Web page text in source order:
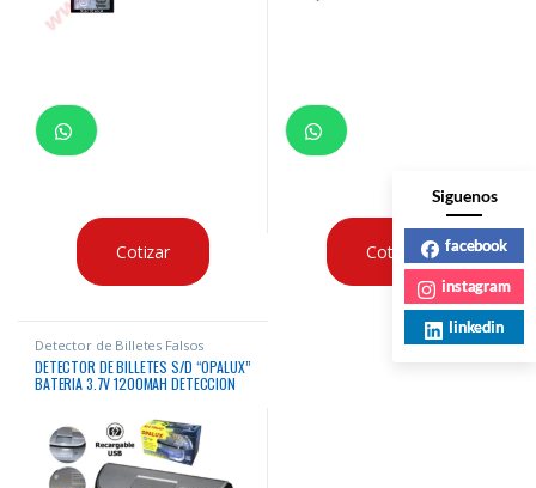
Cotizar Cotizar
Detector de Billetes Falsos
DETECTOR DE BILLETES S/D “OPALUX”
BATERIA 3.7V 1200MAH DETECCION
Siguenos
facebook
instagram
linkedin